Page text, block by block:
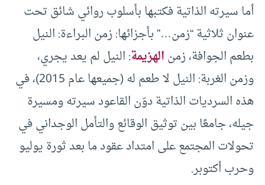
أما سيرته الذاتية فكتبها بأسلوب روائي شائق تحت
عنوان ثلاثية “زمن…” بأجزائها: زمن البراءة: النيل
بطعم الجوافة، زمنالهزيمة: النيل لم يعد يجري،
وزمن الغربة: النيل لا طعم له (جميعها عام 2015)، في
هذه السرديات الذاتية دوّن القاعود سيرته ومسيرة
جيله، جامعًا بين توثيق الوقائع والتأمل الوجداني في
تحولات المجتمع على امتداد عقود ما بعد ثورة يوليو
وحرب أكتوبر.